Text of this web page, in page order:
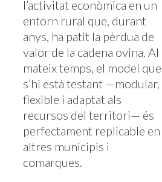
l’activitat econòmica en un
entorn rural que, durant
anys, ha patit la pèrdua de
valor de la cadena ovina. Al
mateix temps, el model que
s’hi està testant —modular,
flexible i adaptat als
recursos del territori— és
perfectament replicable en
altres municipis i
comarques.